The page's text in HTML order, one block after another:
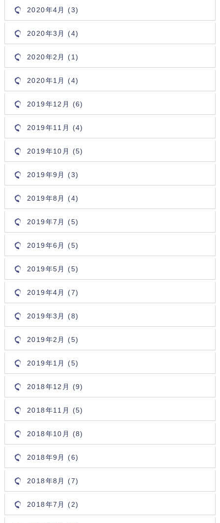
2020年4月 (3)
2020年3月 (4)
2020年2月 (1)
2020年1月 (4)
2019年12月 (6)
2019年11月 (4)
2019年10月 (5)
2019年9月 (3)
2019年8月 (4)
2019年7月 (5)
2019年6月 (5)
2019年5月 (5)
2019年4月 (7)
2019年3月 (8)
2019年2月 (5)
2019年1月 (5)
2018年12月 (9)
2018年11月 (5)
2018年10月 (8)
2018年9月 (6)
2018年8月 (7)
2018年7月 (2)